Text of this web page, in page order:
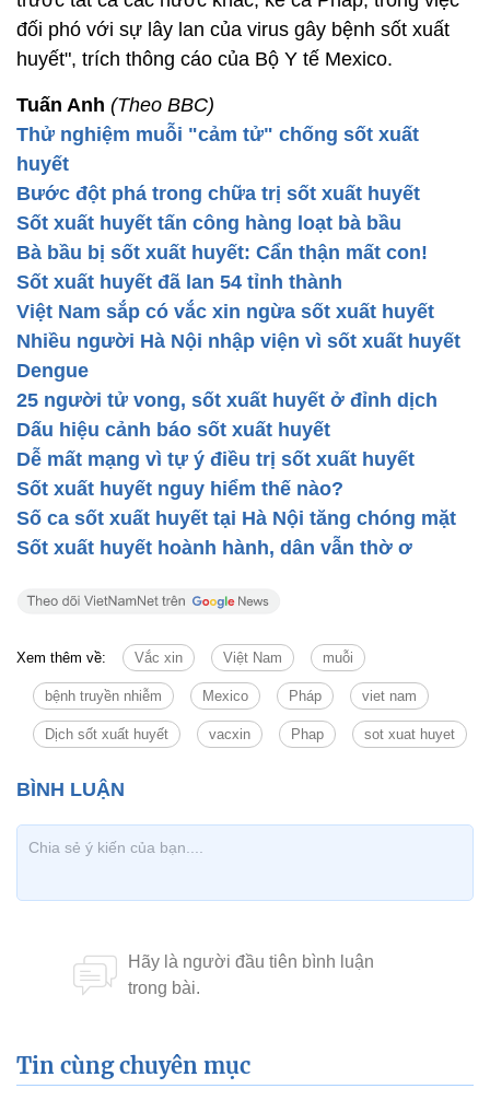
đối phó với sự lây lan của virus gây bệnh sốt xuất
huyết", trích thông cáo của Bộ Y tế Mexico.
Tuấn Anh (Theo BBC)
Thử nghiệm muỗi "cảm tử" chống sốt xuất
huyết
Bước đột phá trong chữa trị sốt xuất huyết
Sốt xuất huyết tấn công hàng loạt bà bầu
Bà bầu bị sốt xuất huyết: Cẩn thận mất con!
Sốt xuất huyết đã lan 54 tỉnh thành
Việt Nam sắp có vắc xin ngừa sốt xuất huyết
Nhiều người Hà Nội nhập viện vì sốt xuất huyết
Dengue
25 người tử vong, sốt xuất huyết ở đỉnh dịch
Dấu hiệu cảnh báo sốt xuất huyết
Dễ mất mạng vì tự ý điều trị sốt xuất huyết
Sốt xuất huyết nguy hiểm thế nào?
Số ca sốt xuất huyết tại Hà Nội tăng chóng mặt
Sốt xuất huyết hoành hành, dân vẫn thờ ơ
Xem thêm về: Vắc xin Việt Nam muỗi
bệnh truyền nhiễm Mexico Pháp viet nam
Dịch sốt xuất huyết vacxin Phap sot xuat huyet
Tin cùng chuyên mục